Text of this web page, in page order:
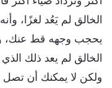
الخالق لم يَعُد لغزًا،
يحجب وجهه قط عنك،
الخالق لم يعد ذلك
ولكن لا يمكنك أن تصل